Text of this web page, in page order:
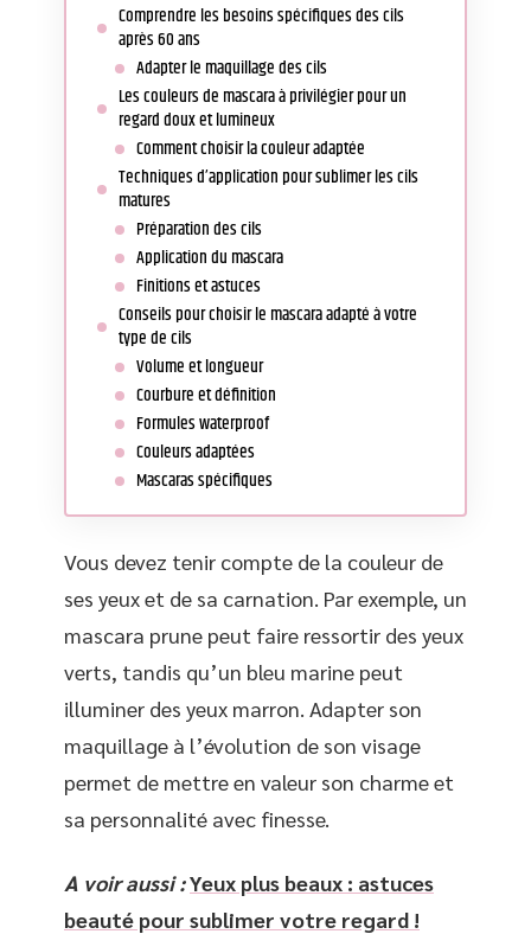
Comprendre les besoins spécifiques des cils
après 60 ans
Adapter le maquillage des cils
Les couleurs de mascara à privilégier pour un
regard doux et lumineux
Comment choisir la couleur adaptée
Techniques d’application pour sublimer les cils
matures
Préparation des cils
Application du mascara
Finitions et astuces
Conseils pour choisir le mascara adapté à votre
type de cils
Volume et longueur
Courbure et définition
Formules waterproof
Couleurs adaptées
Mascaras spécifiques
Vous devez tenir compte de la couleur de
ses yeux et de sa carnation. Par exemple, un
mascara prune peut faire ressortir des yeux
verts, tandis qu’un bleu marine peut
illuminer des yeux marron. Adapter son
maquillage à l’évolution de son visage
permet de mettre en valeur son charme et
sa personnalité avec finesse.
A voir aussi :Yeux plus beaux : astuces
beauté pour sublimer votre regard !